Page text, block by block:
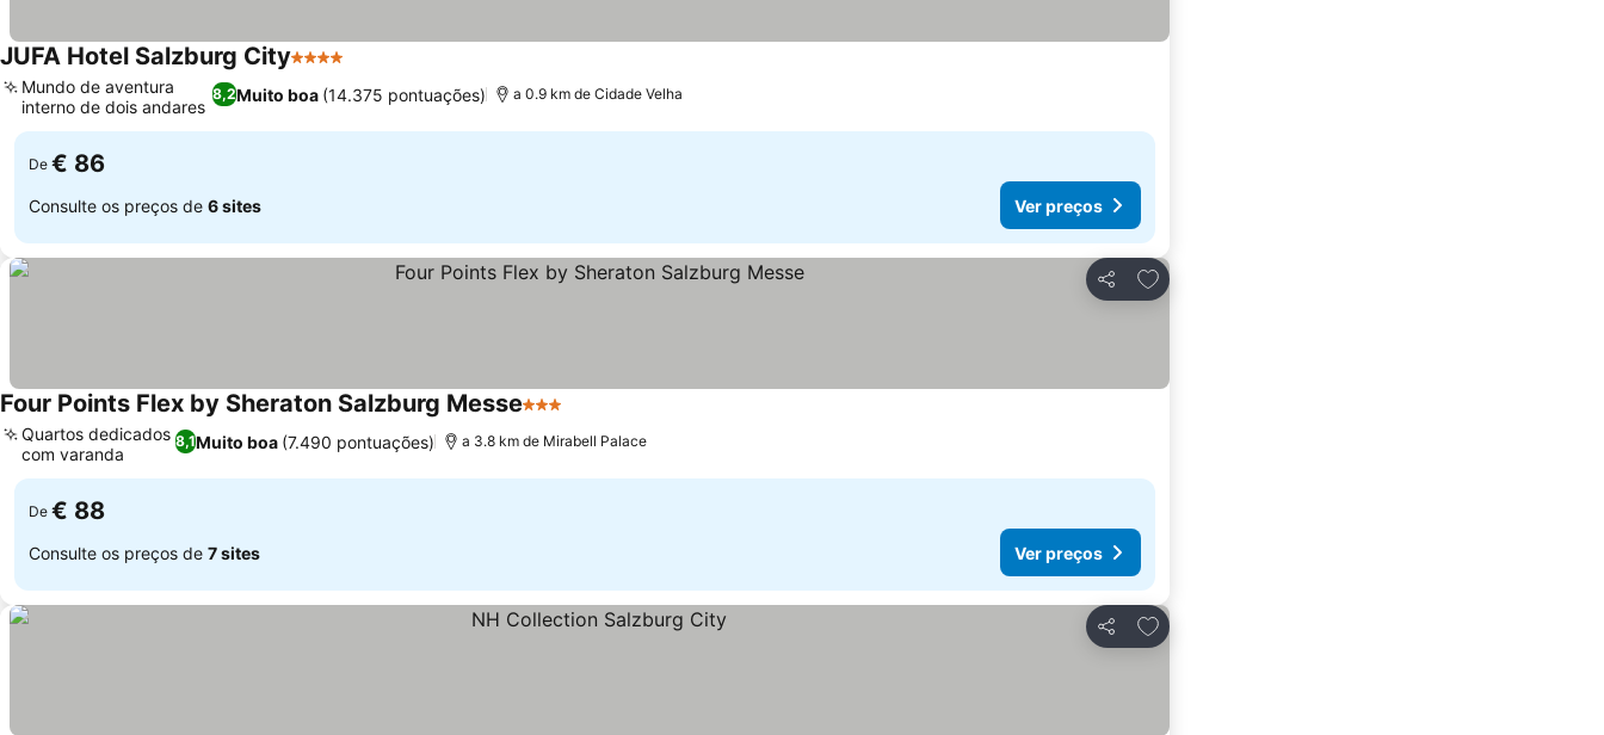
JUFA Hotel Salzburg City4 Estrelas
8,2Muito boa (14.375 pontuações)
Mundo de aventura
interno de dois andares
a 0.9 km de Cidade Velha
De € 86
Consulte os preços de 6 sites Ver preços
Partilhar
Adicionar aos favoritos
Four Points Flex by Sheraton Salzburg Messe3 Estrelas
8,1Muito boa (7.490 pontuações)
Quartos dedicados
com varanda
a 3.8 km de Mirabell Palace
De € 88
Consulte os preços de 7 sites Ver preços
Partilhar
Adicionar aos favoritos